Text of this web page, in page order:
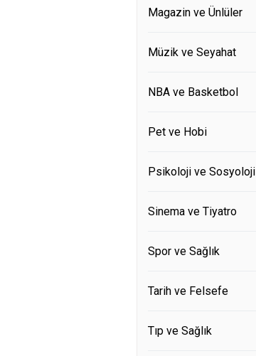
Magazin ve Ünlüler
Müzik ve Seyahat
NBA ve Basketbol
Pet ve Hobi
Psikoloji ve Sosyoloji
Sinema ve Tiyatro
Spor ve Sağlık
Tarih ve Felsefe
Tıp ve Sağlık